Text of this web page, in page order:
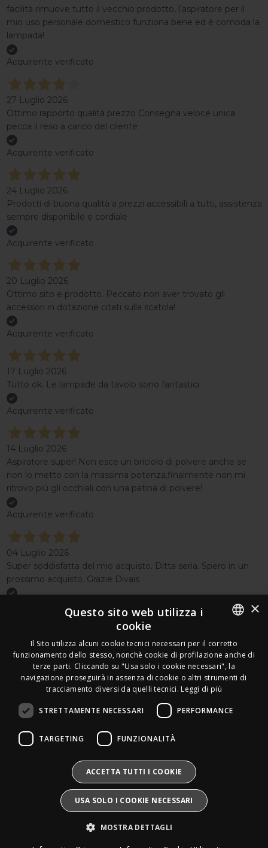
facilità rimuove tutto il vecchio prodotto, l’aspiratore per il
mio uso personale domestico funziona bene ed è comoda la
lampada!
Acquirente verificato
27 Luglio 2026
Ottimo rapporto qualità prezzo Consegna veloce unica
pecca il reso a carico del cliente
Acquirente verificato
24 Luglio 2026
Prodotti di buona qualità a prezzi accessibili a tutti, assistenza
sempre disponibile e cordiale
Acquirente verificato
20 Luglio 2026
Ottimo sito e prodotto. Peccato non aver trovato gli
accessori in dotazione citati sulla scatola!
Acquirente verificato
17 Luglio 2026
Tutto ok. Le lampade da tavolo sono fantastici.
Acquirente verificato
14 Luglio 2026
Aspiratore super! Non esce un briciolo di polvere anche se
non lo metto con la massima potenza,finalmente non mi
ritrovo più gli occhiali con una patina di polvere!
Acquirente verificato
04 Luglio 2026
Super soddisfatta del mio acquisto. Ditta seria. Spero in un
prossimo acquisto. Grazie Divais
Seguici
Newsletter
Leds Electronics di Stabile Dario
Via Annamaria Ortese 33 - 80144 Napoli
Info@divais.it Telefono:08118098352
Pec:ledselectronics@pec.it
Produttore AEE:
IT25020000016865
Pile e Accumulatori:
Divais®
ITALIAN
FRENCH
GERMAN
ENGLISH
×
Questo sito web utilizza i
cookie
Il Sito utilizza alcuni cookie tecnici necessari per il corretto
funzionamento dello stesso, nonchè cookie di profilazione anche di
terze parti. Cliccando su "Usa solo i cookie necessari", la
navigazione proseguirà in assenza di cookie o altri strumenti di
tracciamento diversi da quelli tecnici. Leggi di più
STRETTAMENTE NECESSARI PERFORMANCE
TARGETING FUNZIONALITÀ
ACCETTA TUTTI I COOKIE
USA SOLO I COOKIE NECESSARI
MOSTRA DETTAGLI